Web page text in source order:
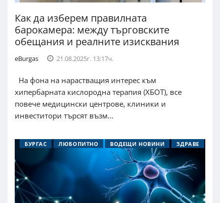
Как да изберем правилната
барокамера: между търговските
обещания и реалните изисквания
eBurgas 21.08.2025г. 13:17ч.
На фона на нарастващия интерес към
хипербарната кислородна терапия (ХБОТ), все
повече медицински центрове, клиники и
инвеститори търсят възм...
БУРГАС ЛЮБОПИТНО ВОДЕЩИ НОВИНИ ЗДРАВЕ